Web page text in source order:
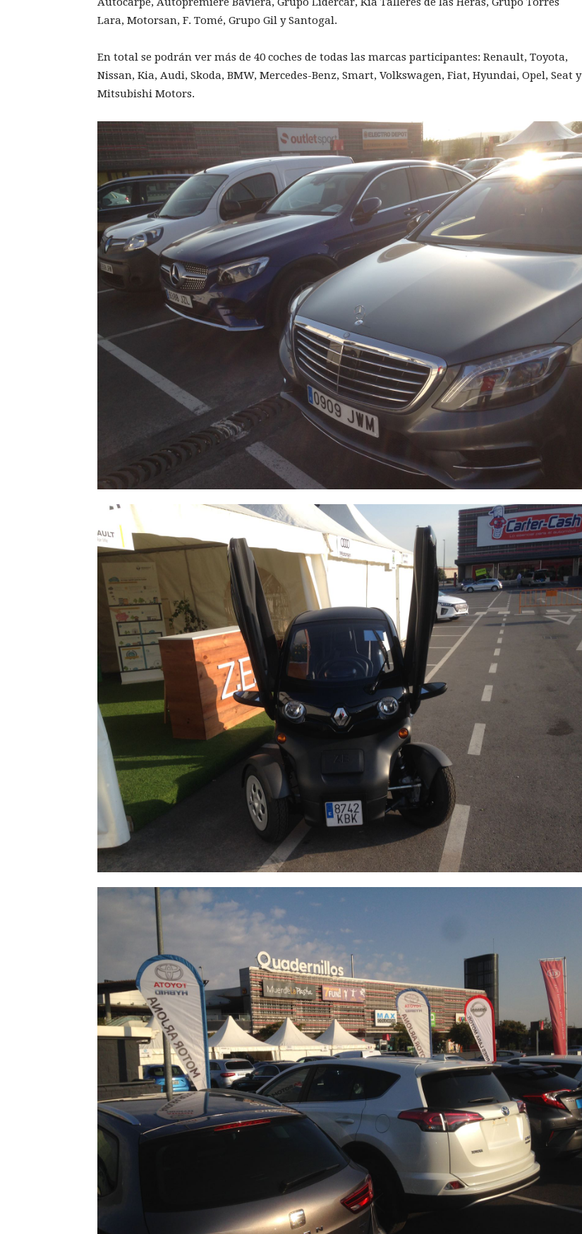
Lara, Motorsan, F. Tomé, Grupo Gil y Santogal.
En total se podrán ver más de 40 coches de todas las marcas participantes: Renault, Toyota,
Nissan, Kia, Audi, Skoda, BMW, Mercedes-Benz, Smart, Volkswagen, Fiat, Hyundai, Opel, Seat y
Mitsubishi Motors.